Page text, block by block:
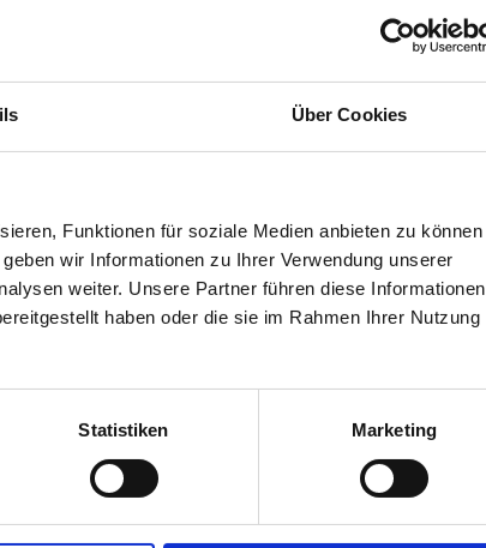
Über Cookies
Funktionen für soziale Medien anbieten zu können
wir Informationen zu Ihrer Verwendung unserer
weiter. Unsere Partner führen diese Informationen
haben oder die sie im Rahmen Ihrer Nutzung
Statistiken Marketing